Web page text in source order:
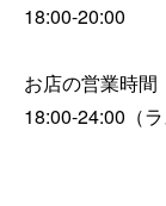
18:00-20:00
お店の営業時間